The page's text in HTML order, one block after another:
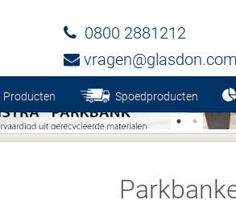
0800 2881212
vragen@glasdon.com
Producten Spoedproducten